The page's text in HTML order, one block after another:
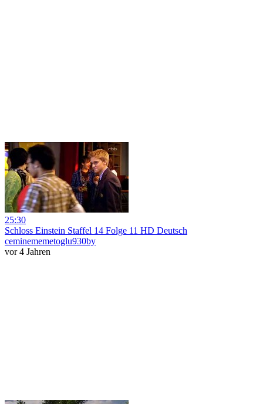
25:30
Schloss Einstein Staffel 14 Folge 11 HD Deutsch
ceminememetoglu930by
vor 4 Jahren